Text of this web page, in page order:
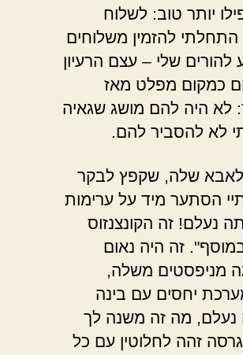
יותר טוב: לשלוח
התחלתי להזמין משלוחים
שלי – עצם הרעיון
כמקום מפלט מאז
לא היה להם מושג שגאיה
לא להסביר להם.
שלה, שקפץ לבקר
הסתער מיד על ערימות
נעלם! זה הקונצנזוס
זה היה נאום
מניפסטים משלה,
מערכת יחסים עם בינה
נעלם, מה זה משנה לך
זהה לחלוטין עם כל